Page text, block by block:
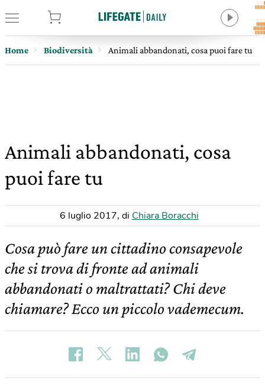
Home Biodiversità Animali abbandonati, cosa puoi fare tu
Animali abbandonati, cosa
puoi fare tu
6 luglio 2017, di Chiara Boracchi
Cosa può fare un cittadino consapevole
che si trova di fronte ad animali
abbandonati o maltrattati? Chi deve
chiamare? Ecco un piccolo vademecum.